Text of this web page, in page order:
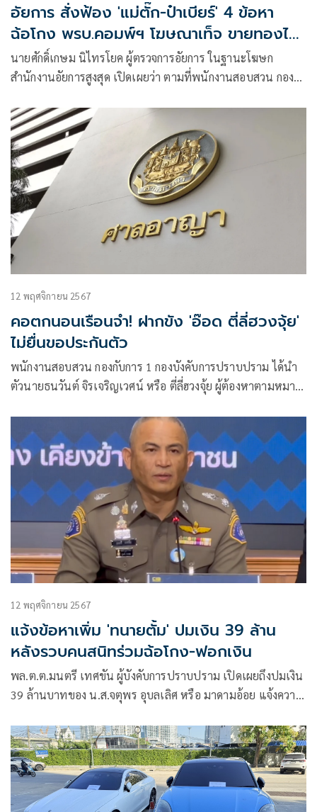
อัยการ สั่งฟ้อง 'แม่ตั๊ก-ป๋าเบียร์' 4 ข้อหา
ฉ้อโกง พรบ.คอมพ์ฯ โฆษณาเท็จ ขายทองไม่
ได้มาตรฐาน
นายศักดิ์เกษม นิไทรโยค ผู้ตรวจการอัยการ ในฐานะโฆษก
สำนักงานอัยการสูงสุด เปิดเผยว่า ตามที่พนักงานสอบสวน กอง
บริโภค (บก.ปคบ.)
12 พฤศจิกายน 2567
คอตกนอนเรือนจำ! ฝากขัง 'อ๊อด ตี่ลี่ฮวงจุ้ย'
ไม่ยื่นขอประกันตัว
พนักงานสอบสวน กองกับการ 1 กองบังคับการปราบปราม ได้นำ
ตัวนายธนวันต์ จิรเจริญเวศน์ หรือ ตี่ลี่ฮวงจุ้ย ผู้ต้องหาตามหมาย
12 พฤศจิกายน 2567
แจ้งข้อหาเพิ่ม 'ทนายตั้ม' ปมเงิน 39 ล้าน
หลังรวบคนสนิทร่วมฉ้อโกง-ฟอกเงิน
พล.ต.ต.มนตรี เทศขัน ผู้บังคับการปราบปราม เปิดเผยถึงปมเงิน
39 ล้านบาทของ น.ส.จตุพร อุบลเลิศ หรือ มาดามอ้อย แจ้งความ
หลักฐาน โดยวันที่ 11 พ.ย. 67